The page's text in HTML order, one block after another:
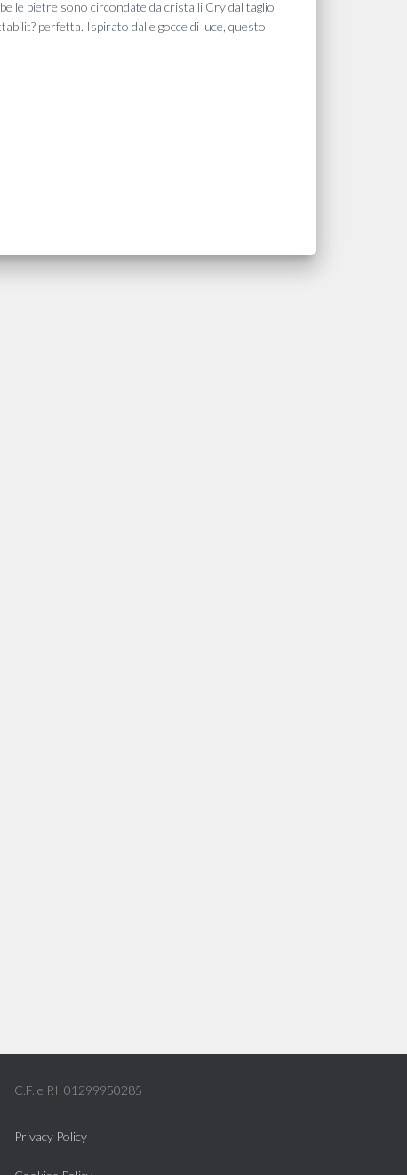
le pietre sono circondate da cristalli Cry dal taglio
perfetta. Ispirato dalle gocce di luce, questo
C.F. e P.I. 01299950285
Privacy Policy